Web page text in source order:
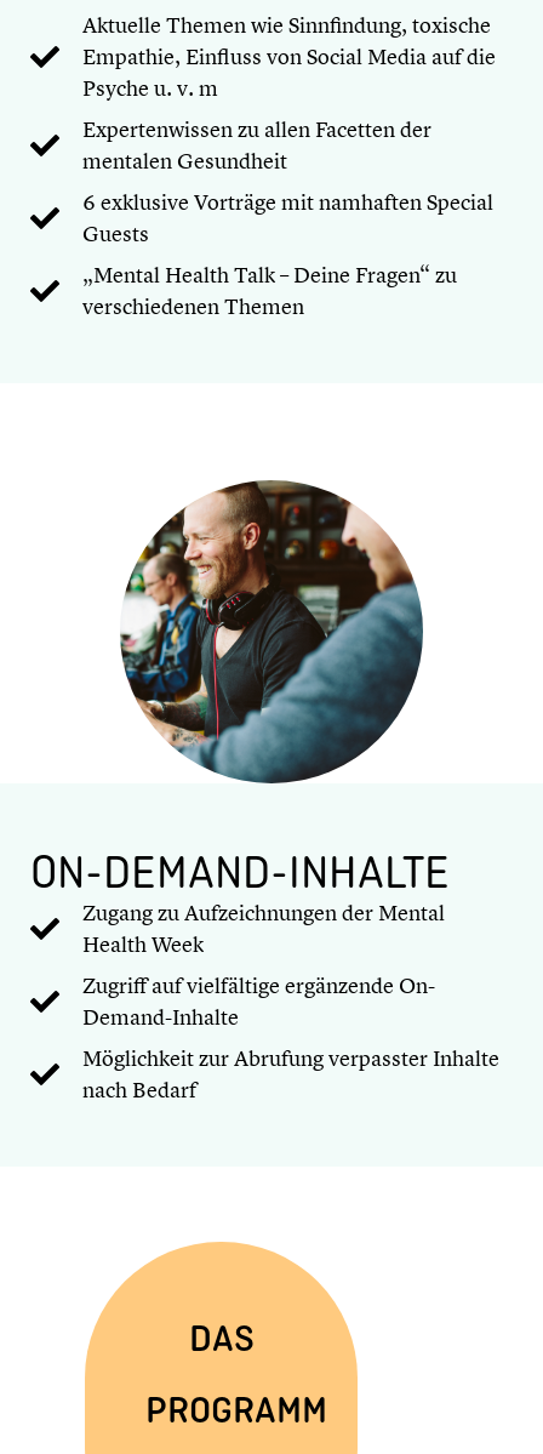
Aktuelle Themen wie Sinnfindung, toxische
Empathie, Einfluss von Social Media auf die
Psyche u. v. m
Expertenwissen zu allen Facetten der
mentalen Gesundheit
6 exklusive Vorträge mit namhaften Special
Guests
„Mental Health Talk – Deine Fragen“ zu
verschiedenen Themen
ON-DEMAND-INHALTE
Zugang zu Aufzeichnungen der Mental
Health Week
Zugriff auf vielfältige ergänzende On-
Demand-Inhalte
Möglichkeit zur Abrufung verpasster Inhalte
nach Bedarf
DAS
PROGRAMM